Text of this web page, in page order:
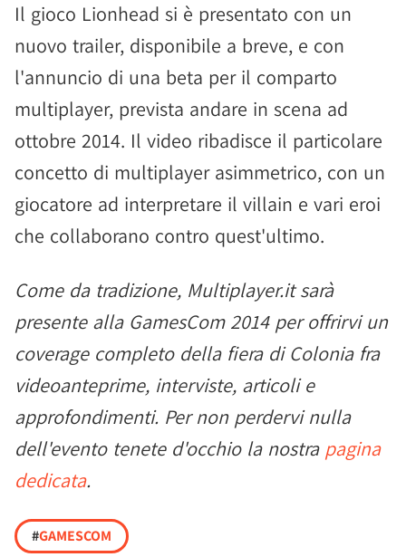
Il gioco Lionhead si è presentato con un
nuovo trailer, disponibile a breve, e con
l'annuncio di una beta per il comparto
multiplayer, prevista andare in scena ad
ottobre 2014. Il video ribadisce il particolare
concetto di multiplayer asimmetrico, con un
giocatore ad interpretare il villain e vari eroi
che collaborano contro quest'ultimo.
Come da tradizione, Multiplayer.it sarà
presente alla GamesCom 2014 per offrirvi un
coverage completo della fiera di Colonia fra
videoanteprime, interviste, articoli e
approfondimenti. Per non perdervi nulla
dell'evento tenete d'occhio la nostra pagina
dedicata.
#GAMESCOM